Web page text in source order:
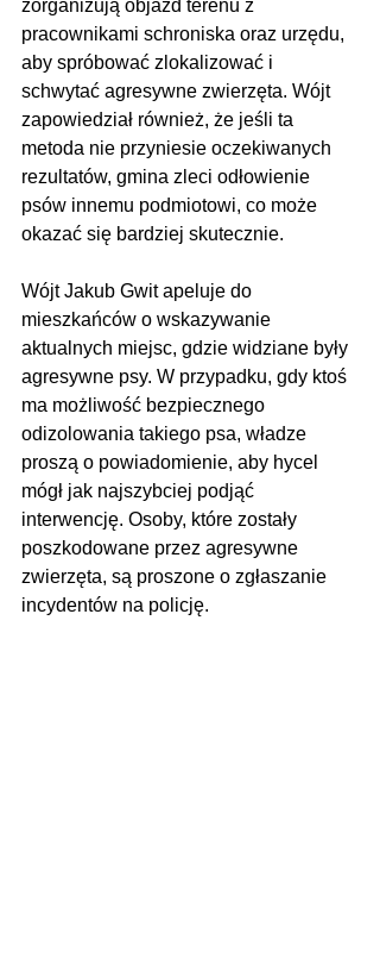
zorganizują objazd terenu z
pracownikami schroniska oraz urzędu,
aby spróbować zlokalizować i
schwytać agresywne zwierzęta. Wójt
zapowiedział również, że jeśli ta
metoda nie przyniesie oczekiwanych
rezultatów, gmina zleci odłowienie
psów innemu podmiotowi, co może
okazać się bardziej skutecznie.
Wójt Jakub Gwit apeluje do
mieszkańców o wskazywanie
aktualnych miejsc, gdzie widziane były
agresywne psy. W przypadku, gdy ktoś
ma możliwość bezpiecznego
odizolowania takiego psa, władze
proszą o powiadomienie, aby hycel
mógł jak najszybciej podjąć
interwencję. Osoby, które zostały
poszkodowane przez agresywne
zwierzęta, są proszone o zgłaszanie
incydentów na policję.